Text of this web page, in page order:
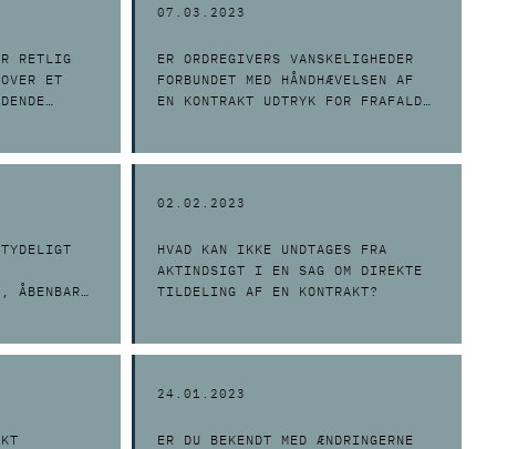
RETLIG
ET
07.03.2023
ER ORDREGIVERS VANSKELIGHEDER
FORBUNDET MED HÅNDHÆVELSEN AF
EN KONTRAKT UDTRYK FOR FRAFALD
ÅBENBART
02.02.2023
HVAD KAN IKKE UNDTAGES FRA
AKTINDSIGT I EN SAG OM DIREKTE
TILDELING AF EN KONTRAKT?
24.01.2023
ER DU BEKENDT MED ÆNDRINGERNE